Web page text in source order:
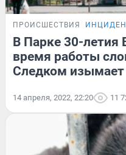
ПРОИСШЕСТВИЯ
В Парке 30-
время работы
Следком
14 апреля, 2022, 22:20 11